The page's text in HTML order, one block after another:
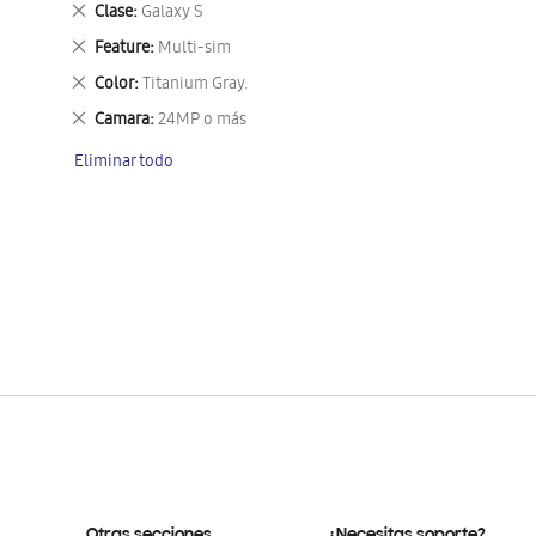
Clase Galaxy S
Eliminar
este
artículo
Feature Multi-sim
Eliminar
este
artículo
Color Titanium Gray.
Eliminar
este
artículo
Camara 24MP o más
Eliminar
artículo
Eliminar todo